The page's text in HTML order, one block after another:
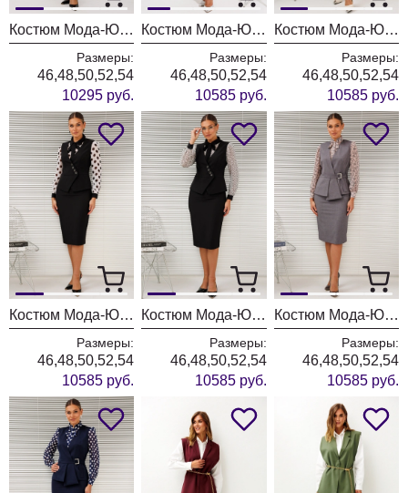
Костюм Мода-Юрс 26-2935 горчица
Размеры:
46,48,50,52,54
10295 руб.
Костюм Мода-Юрс 26-2766 пыльно-синий
Размеры:
46,48,50,52,54
10585 руб.
Костюм Мода-Юрс 26-2766 черный + мелкий горох
Размеры:
46,48,50,52,54
10585 руб.
Костюм Мода-Юрс 26-2766 черный + крупный горох
Размеры:
46,48,50,52,54
10585 руб.
Костюм Мода-Юрс 26-2766 черный + цветы
Размеры:
46,48,50,52,54
10585 руб.
Костюм Мода-Юрс 26-2538 серый + цветы
Размеры:
46,48,50,52,54
10585 руб.